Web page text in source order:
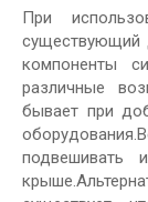
При
существующий
компоненты
различные
бывает при
подвешивать